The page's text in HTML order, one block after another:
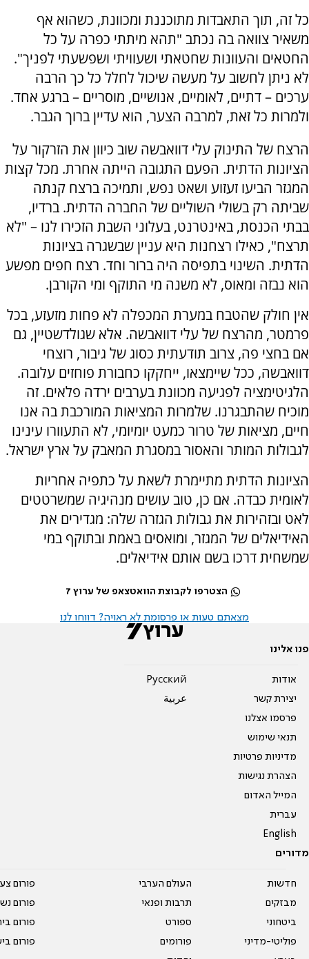
כל זה, תוך התאבדות מתוכננת ומכוונת, כשהוא אף
משאיר צוואה בה נכתב "תהא מיתתי כפרה על כל
החטאים והעוונות שחטאתי ושעוויתי ושפשעתי לפניך".
לא ניתן לחשוב על מעשה שיכול לחלל כל כך הרבה
ערכים – דתיים, לאומיים, אנושיים, מוסריים – ברגע אחד.
ולמרות כל זאת, למרבה הצער, הוא עדיין ברוך הגבר.
הרצח של התינוק עלי דוואבשה שוב כיוון את הזרקור על
הציונות הדתית. הפעם התגובה הייתה אחרת. מכל קצות
המגזר הביעו זעזוע ושאט נפש, ותמיכה ברצח קנתה
שביתה רק בשולי השוליים של החברה הדתית. ברדיו,
בבתי הכנסת, באינטרנט, בעלוני השבת הזכירו לנו – "לא
תרצח", כאילו רצחנות היא עניין שבשגרה בציונות
הדתית. השינוי בתפיסה היה ברור וחד. רצח חפים מפשע
הוא נבזה ומאוס, לא משנה מי התוקף ומי הקורבן.
אין חולק שהטבח במערת המכפלה לא פחות מזעזע, בכל
פרמטר, מהרצח של עלי דוואבשה. אלא שגולדשטיין, גם
אם בחצי פה, צרוב תודעתית כסוג של גיבור, רוצחי
דוואבשה, ככל שיימצאו, ייחקקו כחבורת פוחזים עלובה.
הלגיטימציה לפגיעה מכוונת בערבים ירדה פלאים. זה
מוכיח שהתבגרנו. שלמרות המציאות המורכבת בה אנו
חיים, מציאות של טרור כמעט יומיומי, לא התעוורו עינינו
לגבולות המותר והאסור במסגרת המאבק על ארץ ישראל.
הציונות הדתית מתיימרת לשאת על כתפיה אחריות
לאומית כבדה. אם כן, טוב עושים מנהיגיה שמשרטטים
לאט ובזהירות את גבולות הגזרה שלה: מגדירים את
האידיאלים של המגזר, ומואסים באמת ובתוקף במי
שמשחית דרכו בשם אותם אידיאלים.
הצטרפו לקבוצת הוואטצאפ של ערוץ 7
מצאתם טעות או פרסומת לא ראויה? דווחו לנו
פנו אלינו
אודות
יצירת קשר
פרסמו אצלנו
תנאי שימוש
מדיניות פרטיות
הצהרת נגישות
המייל האדום
עברית
English
Pусский
عربية
מדורים
חדשות
מבזקים
ביטחוני
פוליטי-מדיני
העולם הערבי
תרבות ופנאי
ספורט
פורומים
פורום
פורום
פורום
פורום